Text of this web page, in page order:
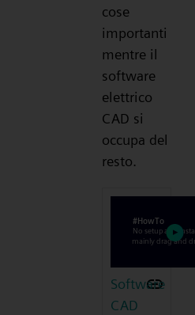
cose
importanti
mentre il
software
elettrico
CAD si
occupa del
resto.
Software
CAD